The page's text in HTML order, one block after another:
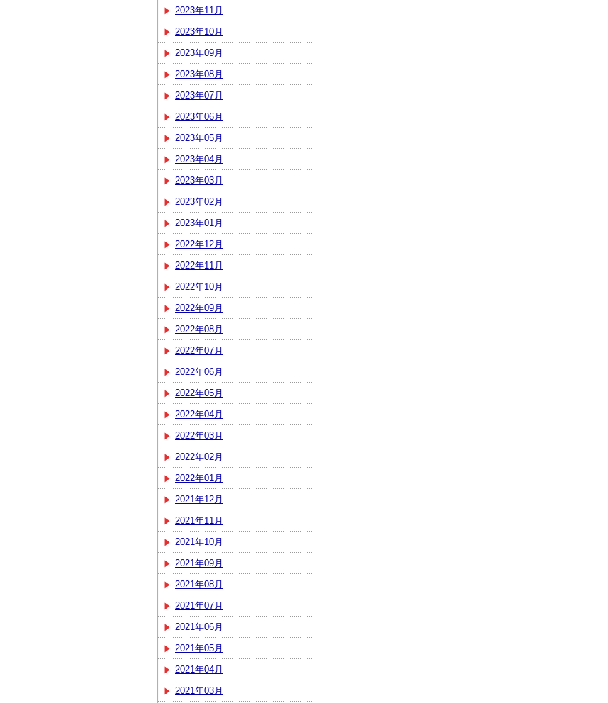
2023年11月
2023年10月
2023年09月
2023年08月
2023年07月
2023年06月
2023年05月
2023年04月
2023年03月
2023年02月
2023年01月
2022年12月
2022年11月
2022年10月
2022年09月
2022年08月
2022年07月
2022年06月
2022年05月
2022年04月
2022年03月
2022年02月
2022年01月
2021年12月
2021年11月
2021年10月
2021年09月
2021年08月
2021年07月
2021年06月
2021年05月
2021年04月
2021年03月